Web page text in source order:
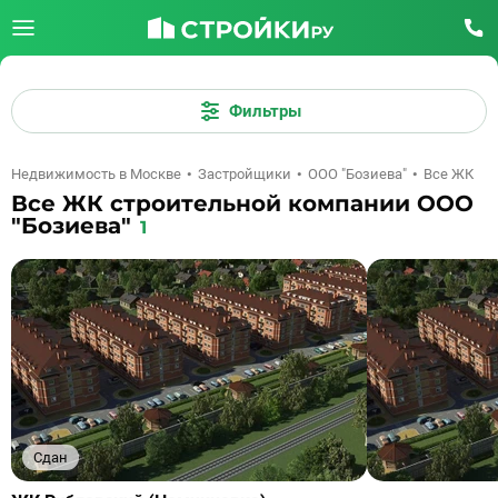
Фильтры
Недвижимость в Москве Застройщики ООО "Бозиева" Все ЖК
Все ЖК строительной компании ООО
"Бозиева" 1
Сдан